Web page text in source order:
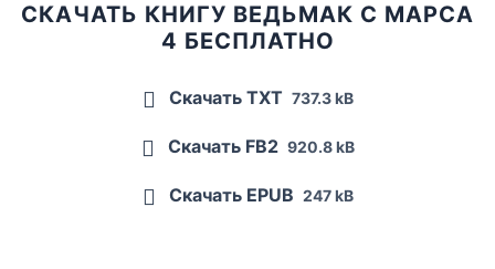
СКАЧАТЬ КНИГУ ВЕДЬМАК С МАРСА
4 БЕСПЛАТНО
Скачать TXT 737.3 kB
Скачать FB2 920.8 kB
Скачать EPUB 247 kB